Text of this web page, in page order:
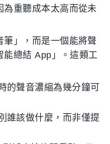
為重聽成本太高而從未
」，而是一個能將聲
能總結 App」。這類工
的聲音濃縮為幾分鐘可
誰該做什麼，而非僅提